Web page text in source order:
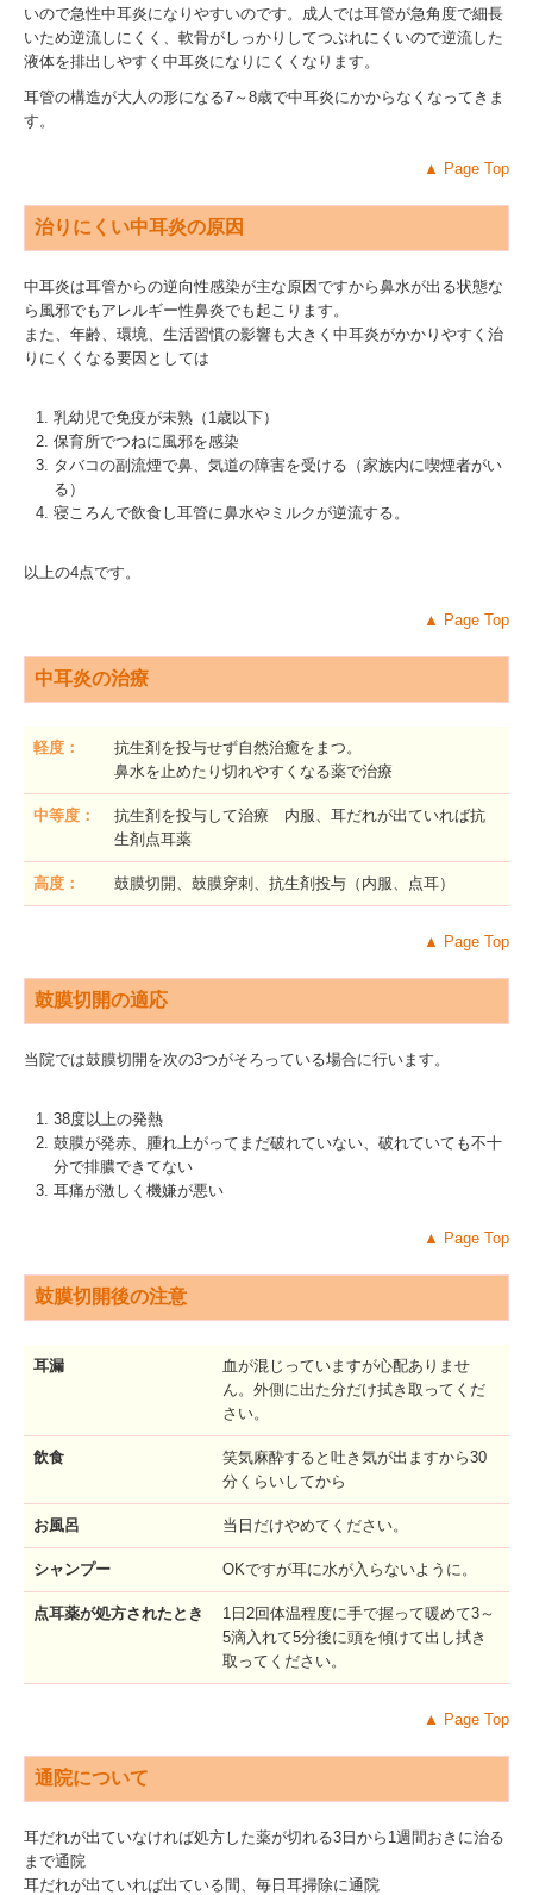
いので急性中耳炎になりやすいのです。成人では耳管が急角度で細長
いため逆流しにくく、軟骨がしっかりしてつぶれにくいので逆流した
液体を排出しやすく中耳炎になりにくくなります。
耳管の構造が大人の形になる7～8歳で中耳炎にかからなくなってきま
す。
▲ Page Top
治りにくい中耳炎の原因
中耳炎は耳管からの逆向性感染が主な原因ですから鼻水が出る状態な
ら風邪でもアレルギー性鼻炎でも起こります。
また、年齢、環境、生活習慣の影響も大きく中耳炎がかかりやすく治
りにくくなる要因としては
乳幼児で免疫が未熟（1歳以下）
保育所でつねに風邪を感染
タバコの副流煙で鼻、気道の障害を受ける（家族内に喫煙者がい
る）
寝ころんで飲食し耳管に鼻水やミルクが逆流する。
以上の4点です。
▲ Page Top
中耳炎の治療
軽度：
抗生剤を投与せず自然治癒をまつ。
鼻水を止めたり切れやすくなる薬で治療
中等度：
抗生剤を投与して治療 内服、耳だれが出ていれば抗
生剤点耳薬
高度： 鼓膜切開、鼓膜穿刺、抗生剤投与（内服、点耳）
▲ Page Top
鼓膜切開の適応
当院では鼓膜切開を次の3つがそろっている場合に行います。
38度以上の発熱
鼓膜が発赤、腫れ上がってまだ破れていない、破れていても不十
分で排膿できてない
耳痛が激しく機嫌が悪い
▲ Page Top
鼓膜切開後の注意
耳漏
血が混じっていますが心配ありませ
ん。外側に出た分だけ拭き取ってくだ
さい。
飲食
笑気麻酔すると吐き気が出ますから30
分くらいしてから
お風呂 当日だけやめてください。
シャンプー OKですが耳に水が入らないように。
点耳薬が処方されたとき
1日2回体温程度に手で握って暖めて3～
5滴入れて5分後に頭を傾けて出し拭き
取ってください。
▲ Page Top
通院について
耳だれが出ていなければ処方した薬が切れる3日から1週間おきに治る
まで通院
耳だれが出ていれば出ている間、毎日耳掃除に通院